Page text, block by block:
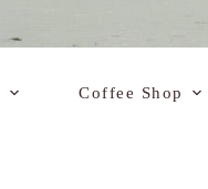
Coffee Shop